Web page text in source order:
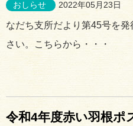
おしらせ 2022年05月23日
なだち支所だより第45号を
さい。こちらから・・・
令和4年度赤い羽根ポ